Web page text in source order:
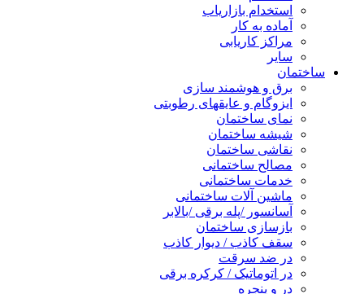
استخدام بازاریاب
آماده به کار
مراکز کاریابی
سایر
ساختمان
برق و هوشمند سازی
ایزوگام و عایقهای رطوبتی
نمای ساختمان
شیشه ساختمان
نقاشی ساختمان
مصالح ساختمانی
خدمات ساختمانی
ماشین آلات ساختمانی
آسانسور /پله برقی /بالابر
بازسازی ساختمان
سقف کاذب / دیوار کاذب
در ضد سرقت
در اتوماتیک / کرکره برقی
در و پنجره